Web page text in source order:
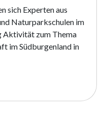
sich Experten aus
Naturparkschulen im
Aktivität zum Thema
im Südburgenland in